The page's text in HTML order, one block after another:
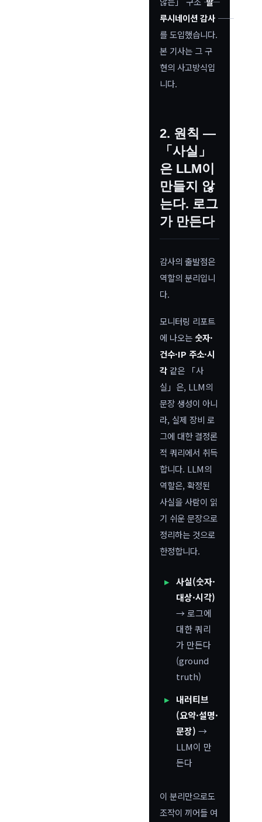
루시네이션 감사
를 도입했습니다.
본 기사는 그 구
현의 사고방식입
니다.
2. 원칙 —
「사실」
은 LLM이
만들지 않
는다. 로그
가 만든다
감사의 출발점은
역할의 분리입니
다.
모니터링 리포트
에 나오는 숫자·
건수·IP 주소·시
각같은 「사
실」은, LLM의
문장 생성이 아니
라, 실제 장비 로
그에 대한 결정론
적 쿼리에서 취득
합니다. LLM의
역할은, 확정된
사실을 사람이 읽
기 쉬운 문장으로
정리하는 것으로
한정합니다.
사실(숫자·
대상·시각)
→ 로그에
대한 쿼리
가 만든다
(ground
truth)
내러티브
(요약·설명·
문장) →
LLM이 만
든다
이 분리만으로도
조작이 끼어들 여